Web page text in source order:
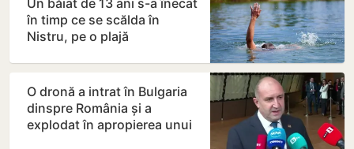
Un băiat de 13 ani s-a înecat
în timp ce se scălda în
Nistru, pe o plajă
O dronă a intrat în Bulgaria
dinspre România și a
explodat în apropierea unui